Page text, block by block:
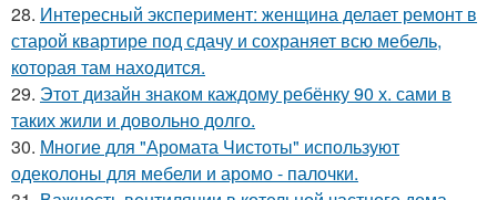
28. Интересный эксперимент: женщина делает ремонт в
старой квартире под сдачу и сохраняет всю мебель,
которая там находится.
29. Этот дизайн знаком каждому ребёнку 90 х. сами в
таких жили и довольно долго.
30. Многие для "Аромата Чистоты" используют
одеколоны для мебели и аромо - палочки.